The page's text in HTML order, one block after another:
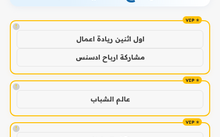
!
اول اثنين ريادة اعمال
مشاركة ارباح ادسنس
!
عالم الشباب
!